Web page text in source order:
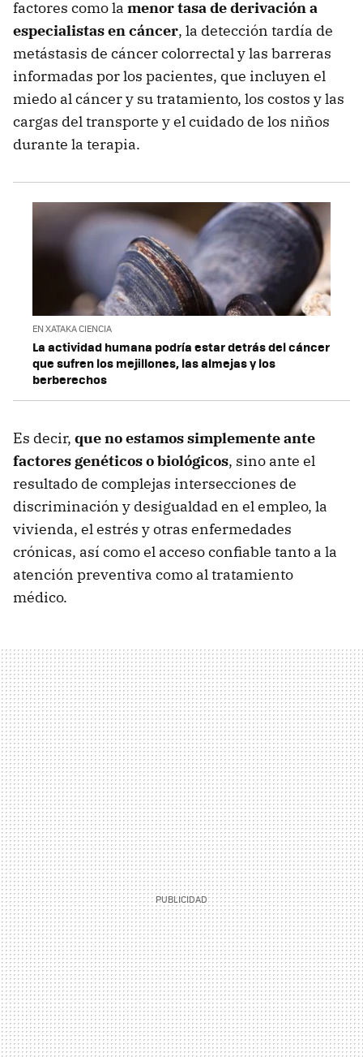
factores como la menor tasa de derivación a
especialistas en cáncer, la detección tardía de
metástasis de cáncer colorrectal y las barreras
informadas por los pacientes, que incluyen el
miedo al cáncer y su tratamiento, los costos y las
cargas del transporte y el cuidado de los niños
durante la terapia.
EN XATAKA CIENCIA
La actividad humana podría estar detrás del cáncer
que sufren los mejillones, las almejas y los
berberechos
Es decir, que no estamos simplemente ante
factores genéticos o biológicos, sino ante el
resultado de complejas intersecciones de
discriminación y desigualdad en el empleo, la
vivienda, el estrés y otras enfermedades
crónicas, así como el acceso confiable tanto a la
atención preventiva como al tratamiento
médico.